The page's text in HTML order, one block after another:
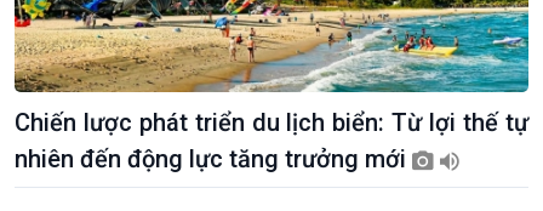
Chiến lược phát triển du lịch biển: Từ lợi thế tự
nhiên đến động lực tăng trưởng mới